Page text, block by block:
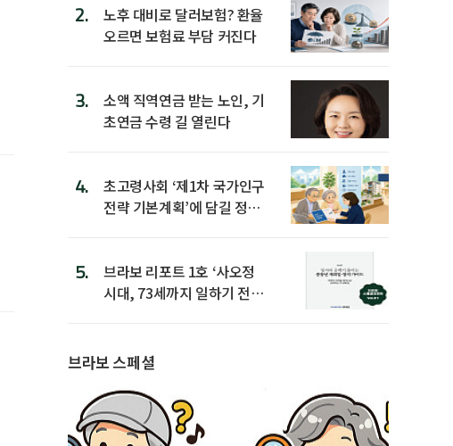
2.
노후 대비로 달러보험? 환율
오르면 보험료 부담 커진다
3.
소액 직역연금 받는 노인, 기
초연금 수령 길 열린다
4.
초고령사회 ‘제1차 국가인구
전략 기본계획’에 담길 정책
5.
브라보 리포트 1호 ‘사오정
시대, 73세까지 일하기 전략’
브라보 스페셜